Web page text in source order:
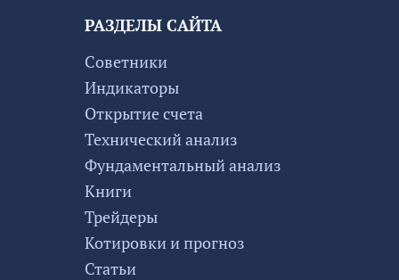
РАЗДЕЛЫ САЙТА
Советники
Индикаторы
Открытие счета
Технический анализ
Фундаментальный анализ
Книги
Трейдеры
Котировки и прогноз
Статьи